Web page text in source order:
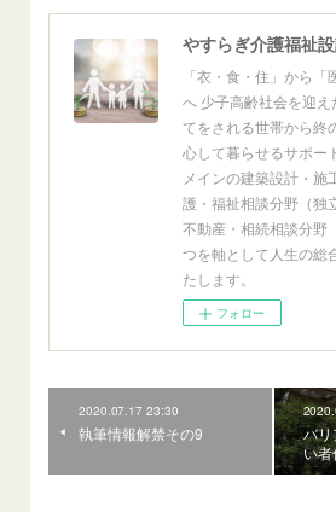
やすらぎ介護福祉
「衣・食・住」から
へ 少子高齢社会を迎
てをされる世帯から終
心して暮らせるサポー
メインの建築設計・施
護・福祉相談分野（独
不動産・相続相談分野
つを軸として人生の総
たします。
フォロー
2020.07.17 23:30
執筆情報解禁その9
バリ
い者